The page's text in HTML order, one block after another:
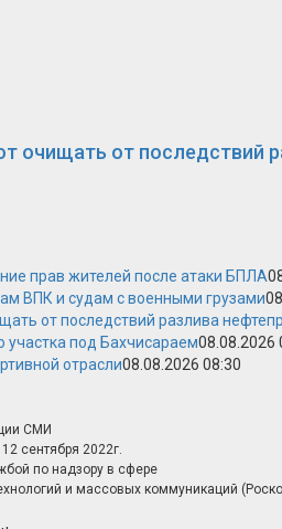
очищать от последствий
прав жителей после атаки БПЛА
ВПК и судам с военными грузами
от последствий разлива
участка под Бахчисараем08.08.2026
отрасли08.08.2026 08:30
СМИ
сентября 2022г.
по надзору в сфере
и массовых коммуникаций